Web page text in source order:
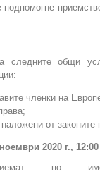
следните общи
членки на
от законите
2020 г.,
по